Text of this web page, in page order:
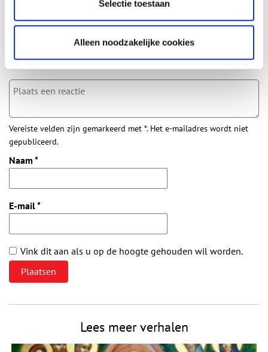
Selectie toestaan
Alleen noodzakelijke cookies
Aanvullingen
Vul deze informatie aan of geef een reactie.
Vereiste velden zijn gemarkeerd met *. Het e-mailadres wordt niet
gepubliceerd.
Naam *
E-mail*
Vink dit aan als u op de hoogte gehouden wil worden.
Lees meer verhalen